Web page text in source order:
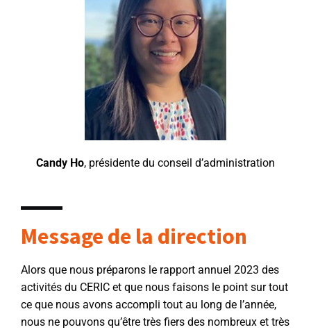
Candy Ho, présidente du conseil d’administration
Message de la direction
Alors que nous préparons le rapport annuel 2023 des
activités du CERIC et que nous faisons le point sur tout
ce que nous avons accompli tout au long de l’année,
nous ne pouvons qu’être très fiers des nombreux et très